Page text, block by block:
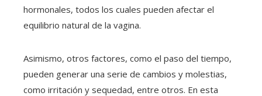
hormonales, todos los cuales pueden afectar el
equilibrio natural de la vagina.
Asimismo, otros factores, como el paso del tiempo,
pueden generar una serie de cambios y molestias,
como irritación y sequedad, entre otros. En esta